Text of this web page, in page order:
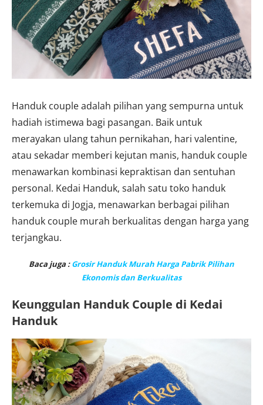
Handuk couple adalah pilihan yang sempurna untuk
hadiah istimewa bagi pasangan. Baik untuk
merayakan ulang tahun pernikahan, hari valentine,
atau sekadar memberi kejutan manis, handuk couple
menawarkan kombinasi kepraktisan dan sentuhan
personal. Kedai Handuk, salah satu toko handuk
terkemuka di Jogja, menawarkan berbagai pilihan
handuk couple murah berkualitas dengan harga yang
terjangkau.
Baca juga :Grosir Handuk Murah Harga Pabrik Pilihan
Ekonomis dan Berkualitas
Keunggulan Handuk Couple di Kedai
Handuk